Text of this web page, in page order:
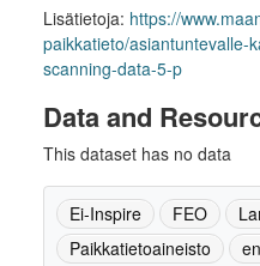
Lisätietoja: https://
paikkatieto/asiantuntevalle-
scanning-data-5-p
Data and
This dataset has no data
Ei-Inspire FEO
Paikkatietoaineisto